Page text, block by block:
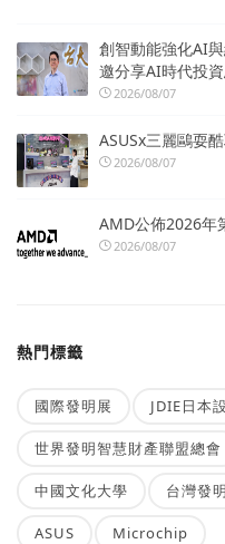
創智動能強化AI
邀分享AI時代投
2026/08/07
ASUSx三麗鷗耍
2026/08/07
AMD公佈2026年
2026/08/07
熱門標籤
國際發明展 JDIE日本
世界發明智慧財產聯盟總會
中國文化大學 台灣發
ASUS Microchip